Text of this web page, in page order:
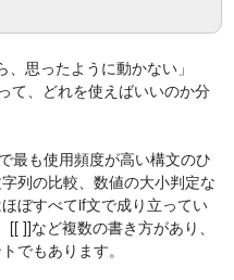
、思ったように動かない」
て、どれを使えばいいのか分
最も使用頻度が高い構文のひ
列の比較、数値の大小判定な
ぼすべてif文で成り立ってい
]]など複数の書き方があり、
でもあります。